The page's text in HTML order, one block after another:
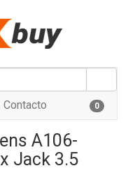
Contacto 0
A106-
Jack 3.5